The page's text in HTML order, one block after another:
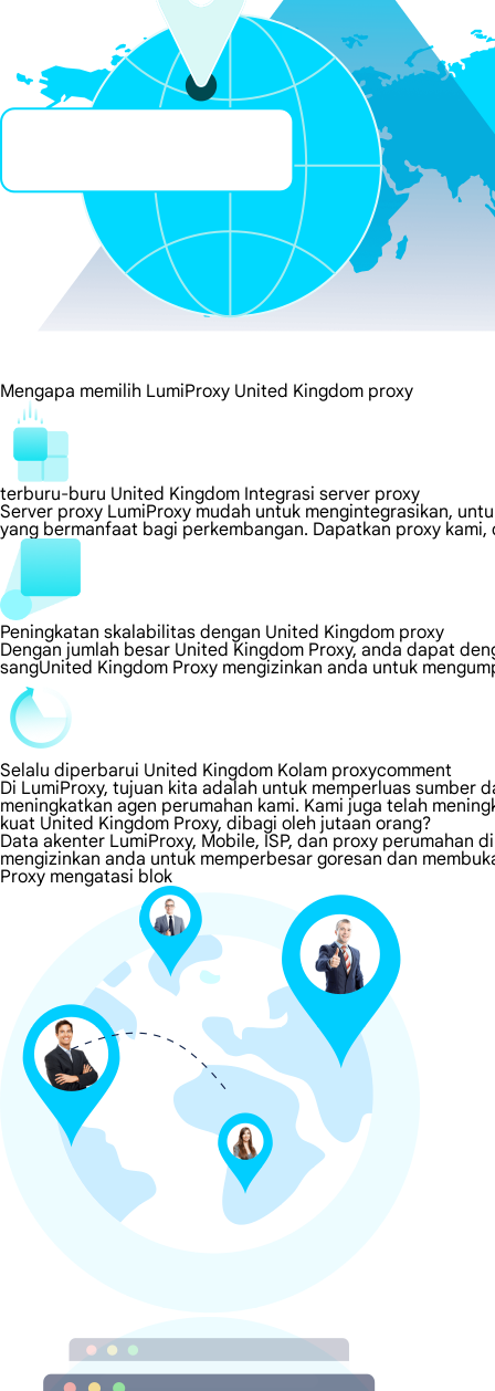
Mengapa memilih LumiProxy United Kingdom proxy
terburu-buru United Kingdom Integrasi server proxy
Server proxy LumiProxy mudah untuk mengintegrasikan,
yang bermanfaat bagi perkembangan. Dapatkan proxy
Peningkatan skalabilitas dengan United Kingdom proxy
Dengan jumlah besar United Kingdom Proxy, anda dapat
sangUnited Kingdom Proxy mengizinkan anda untuk
Selalu diperbarui United Kingdom Kolam proxycomment
Di LumiProxy, tujuan kita adalah untuk memperluas sumber
meningkatkan agen perumahan kami. Kami juga telah
kuat United Kingdom Proxy, dibagi oleh jutaan orang?
Data akenter LumiProxy, Mobile, ISP, dan proxy
mengizinkan anda untuk memperbesar goresan dan
Proxy mengatasi blok